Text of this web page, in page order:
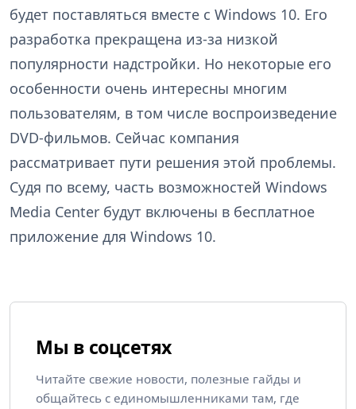
будет поставляться вместе с Windows 10. Его
разработка прекращена из-за низкой
популярности надстройки. Но некоторые его
особенности очень интересны многим
пользователям, в том числе воспроизведение
DVD-фильмов. Сейчас компания
рассматривает пути решения этой проблемы.
Судя по всему, часть возможностей Windows
Media Center будут включены в бесплатное
приложение для Windows 10.
Мы в соцсетях
Читайте свежие новости, полезные гайды и
общайтесь с единомышленниками там, где